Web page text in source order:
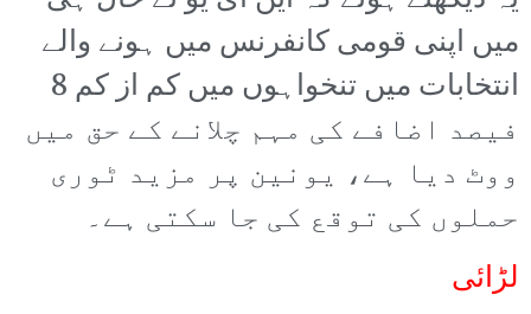
میں اپنی قومی کانفرنس میں ہونے والے
انتخابات میں تنخواہوں میں کم از کم 8
فیصد اضافے کی مہم چلانے کے حق میں
ووٹ دیا ہے، یونین پر مزید ٹوری
حملوں کی توقع کی جا سکتی ہے۔
لڑائی